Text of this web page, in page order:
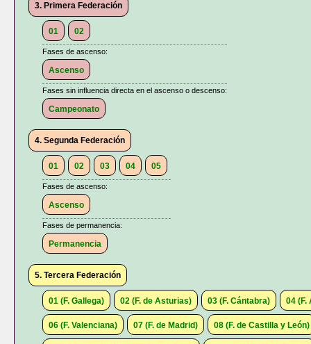
3. Primera Federación
01 02
Fases de ascenso:
Ascenso
Fases sin influencia directa en el ascenso o descenso:
Campeonato
4. Segunda Federación
01 02 03 04 05
Fases de ascenso:
Ascenso
Fases de permanencia:
Permanencia
5. Tercera Federación
01 (F. Gallega) 02 (F. de Asturias) 03 (F. Cántabra) 04 (F.
06 (F. Valenciana) 07 (F. de Madrid) 08 (F. de Castilla y León)